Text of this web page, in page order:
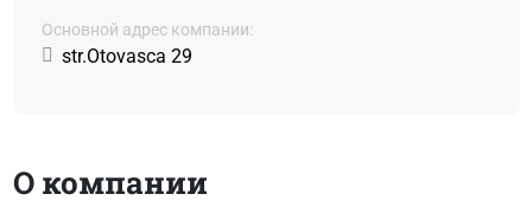
Основной адрес компании:
str.Otovasca 29
О компании